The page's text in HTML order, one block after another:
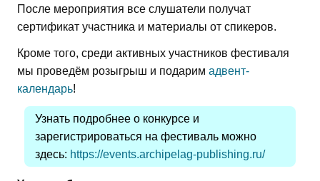
После мероприятия все слушатели получат
сертификат участника и материалы от спикеров.
Кроме того, среди активных участников фестиваля
мы проведём розыгрыш и подарим адвент-
календарь!
Узнать подробнее о конкурсе и
зарегистрироваться на фестиваль можно
здесь: https://events.archipelag-publishing.ru/